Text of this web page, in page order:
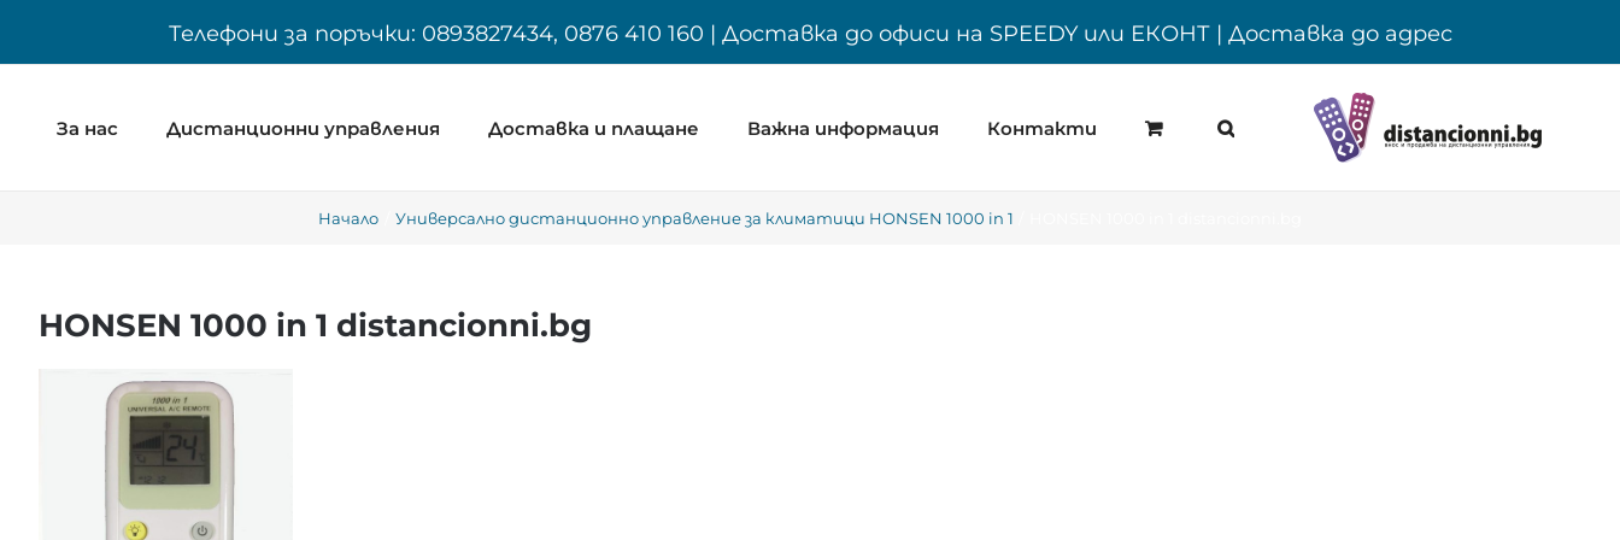
Телефони за поръчки: 0893827434, 0876 410 160 | Доставка до офиси на SPEEDY или ЕКОНТ | Доставка до адрес
За нас Дистанционни управления Доставка и плащане Важна информация Контакти
Начало Универсално дистанционно управление за климатици HONSEN 1000 in 1
HONSEN 1000 in 1 distancionni.bg